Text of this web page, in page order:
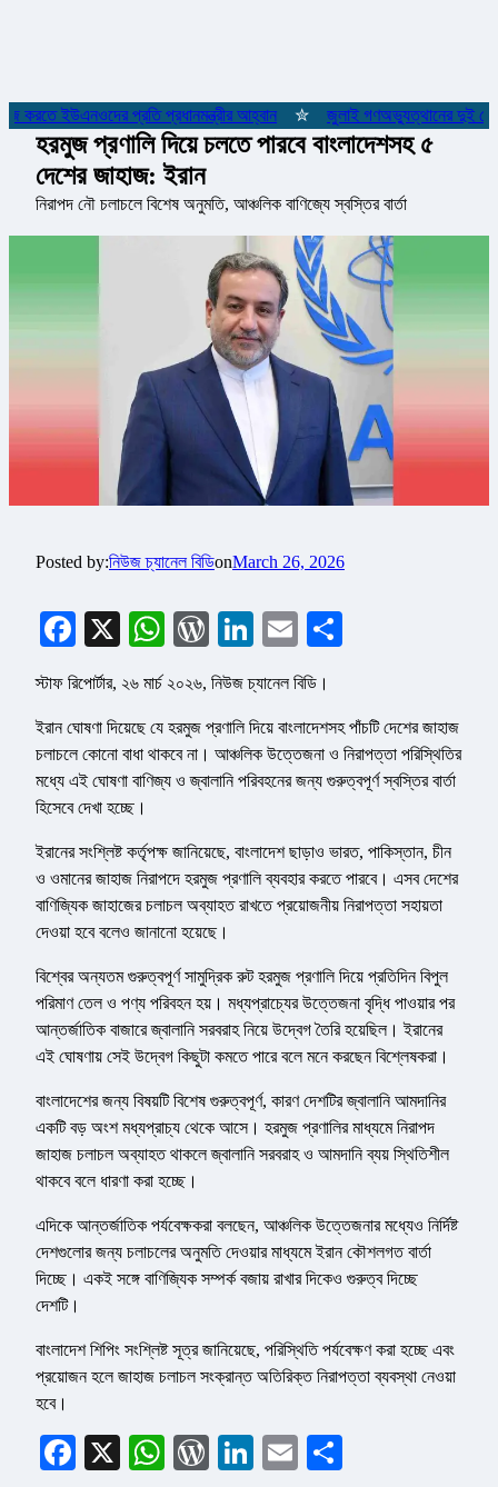
করতে ইউএনওদের প্রতি প্রধানমন্ত্রীর আহ্বান ✮ জুলাই গণঅভ্যুত্থানের দুই
হরমুজ প্রণালি দিয়ে চলতে পারবে বাংলাদেশসহ ৫
দেশের জাহাজ: ইরান
নিরাপদ নৌ চলাচলে বিশেষ অনুমতি, আঞ্চলিক বাণিজ্যে স্বস্তির বার্তা
Posted by:নিউজ চ্যানেল বিডিonMarch 26, 2026
Facebook
X WhatsApp
WordPress
LinkedIn
Email
স্টাফ রিপোর্টার, ২৬ মার্চ ২০২৬, নিউজ চ্যানেল বিডি।
ইরান ঘোষণা দিয়েছে যে হরমুজ প্রণালি দিয়ে বাংলাদেশসহ পাঁচটি দেশের জাহাজ
চলাচলে কোনো বাধা থাকবে না। আঞ্চলিক উত্তেজনা ও নিরাপত্তা পরিস্থিতির
মধ্যে এই ঘোষণা বাণিজ্য ও জ্বালানি পরিবহনের জন্য গুরুত্বপূর্ণ স্বস্তির বার্তা
হিসেবে দেখা হচ্ছে।
ইরানের সংশ্লিষ্ট কর্তৃপক্ষ জানিয়েছে, বাংলাদেশ ছাড়াও ভারত, পাকিস্তান, চীন
ও ওমানের জাহাজ নিরাপদে হরমুজ প্রণালি ব্যবহার করতে পারবে। এসব দেশের
বাণিজ্যিক জাহাজের চলাচল অব্যাহত রাখতে প্রয়োজনীয় নিরাপত্তা সহায়তা
দেওয়া হবে বলেও জানানো হয়েছে।
বিশ্বের অন্যতম গুরুত্বপূর্ণ সামুদ্রিক রুট হরমুজ প্রণালি দিয়ে প্রতিদিন বিপুল
পরিমাণ তেল ও পণ্য পরিবহন হয়। মধ্যপ্রাচ্যের উত্তেজনা বৃদ্ধি পাওয়ার পর
আন্তর্জাতিক বাজারে জ্বালানি সরবরাহ নিয়ে উদ্বেগ তৈরি হয়েছিল। ইরানের
এই ঘোষণায় সেই উদ্বেগ কিছুটা কমতে পারে বলে মনে করছেন বিশ্লেষকরা।
বাংলাদেশের জন্য বিষয়টি বিশেষ গুরুত্বপূর্ণ, কারণ দেশটির জ্বালানি আমদানির
একটি বড় অংশ মধ্যপ্রাচ্য থেকে আসে। হরমুজ প্রণালির মাধ্যমে নিরাপদ
জাহাজ চলাচল অব্যাহত থাকলে জ্বালানি সরবরাহ ও আমদানি ব্যয় স্থিতিশীল
থাকবে বলে ধারণা করা হচ্ছে।
এদিকে আন্তর্জাতিক পর্যবেক্ষকরা বলছেন, আঞ্চলিক উত্তেজনার মধ্যেও নির্দিষ্ট
দেশগুলোর জন্য চলাচলের অনুমতি দেওয়ার মাধ্যমে ইরান কৌশলগত বার্তা
দিচ্ছে। একই সঙ্গে বাণিজ্যিক সম্পর্ক বজায় রাখার দিকেও গুরুত্ব দিচ্ছে
দেশটি।
বাংলাদেশ শিপিং সংশ্লিষ্ট সূত্র জানিয়েছে, পরিস্থিতি পর্যবেক্ষণ করা হচ্ছে এবং
প্রয়োজন হলে জাহাজ চলাচল সংক্রান্ত অতিরিক্ত নিরাপত্তা ব্যবস্থা নেওয়া
হবে।
Facebook
X WhatsApp
WordPress
LinkedIn
Email